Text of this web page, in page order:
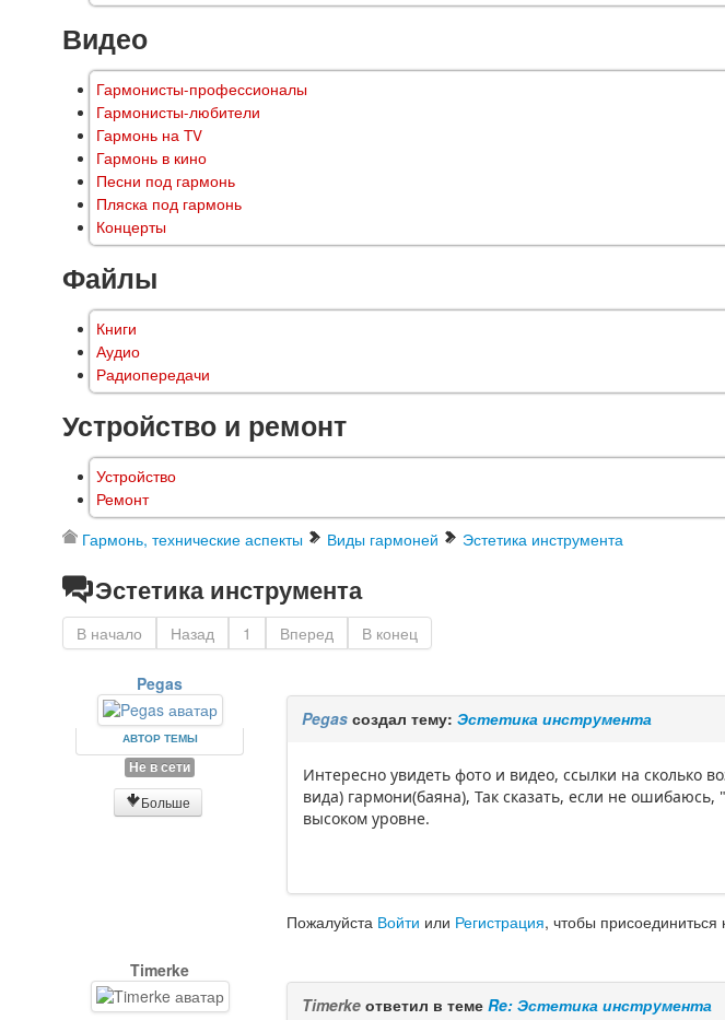
Видео
Гармонисты-профессионалы
Гармонисты-любители
Гармонь на TV
Гармонь в кино
Песни под гармонь
Пляска под гармонь
Концерты
Файлы
Книги
Аудио
Радиопередачи
Устройство и ремонт
Устройство
Ремонт
Гармонь, технические аспекты Виды гармоней Эстетика инструмента
Эстетика инструмента
В начало Назад 1 Вперед В конец
Pegas
АВТОР ТЕМЫ
Не в сети
Больше
Pegas создал тему:Эстетика инструмента
Интересно увидеть фото и видео, ссылки на сколько
вида) гармони(баяна), Так сказать, если не
высоком уровне.
Пожалуйста Войти или Регистрация, чтобы присоединиться
Timerke
Timerke ответил в темеRe: Эстетика инструмента